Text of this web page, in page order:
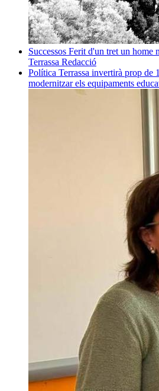
Successos Ferit d'un tret un home
Terrassa Redacció
Política Terrassa invertirà prop de
modernitzar els equipaments